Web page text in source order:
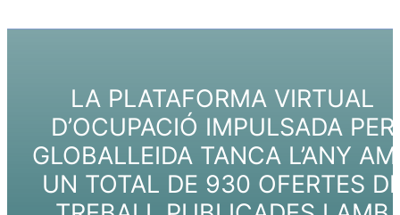
LA PLATAFORMA VIRTUAL
D’OCUPACIÓ IMPULSADA PER
GLOBALLEIDA TANCA L’ANY
UN TOTAL DE 930 OFERTES